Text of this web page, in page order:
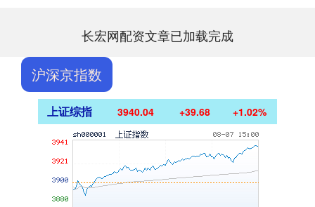
长宏网配资文章已加载完成
沪深京指数
上证综指 3940.04 +39.68 +1.02%